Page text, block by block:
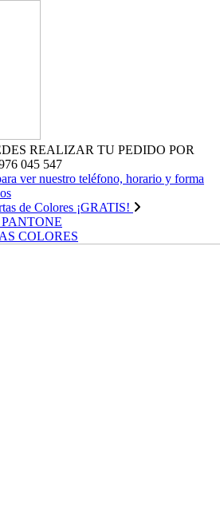
REALIZAR TU PEDIDO POR
045 547
ver nuestro teléfono, horario y forma
de Colores ¡GRATIS!
COLORES